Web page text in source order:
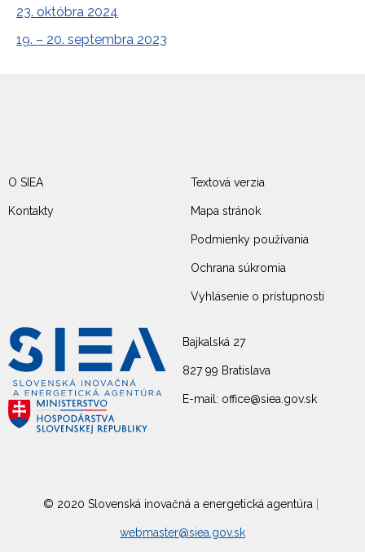
23. októbra 2024
19. – 20. septembra 2023
Bajkalská 27
827 99 Bratislava
E-mail: office@siea.gov.sk
O SIEA
Kontakty
Textová verzia
Mapa stránok
Podmienky používania
Ochrana súkromia
Vyhlásenie o prístupnosti
© 2020 Slovenská inovačná a energetická agentúra
webmaster@siea.gov.sk